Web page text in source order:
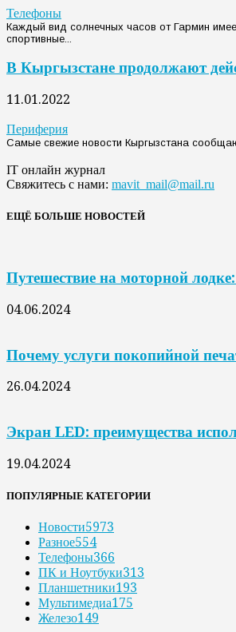
Телефоны
Каждый вид солнечных часов от Гармин
спортивные...
В Кыргызстане продолжают
11.01.2022
Периферия
Самые свежие новости Кыргызстана
IT онлайн журнал
Свяжитесь с нами: mavit_mail@mail.ru
ЕЩЁ БОЛЬШЕ НОВОСТЕЙ
Путешествие на моторной
04.06.2024
Почему услуги покопийной
26.04.2024
Экран LED: преимущества
19.04.2024
ПОПУЛЯРНЫЕ КАТЕГОРИИ
Новости5973
Разное554
Телефоны366
ПК и Ноутбуки313
Планшетники193
Мультимедиа175
Железо149